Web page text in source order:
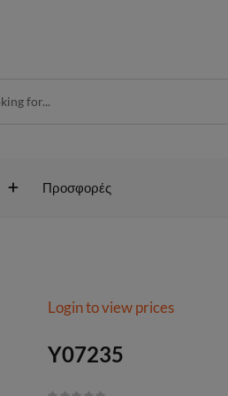
Προσφορές
Y07235
Login to view prices
Y07235